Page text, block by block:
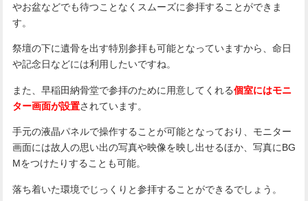
やお盆などでも待つことなくスムーズに参拝することができま
す。
祭壇の下に遺骨を出す特別参拝も可能となっていますから、命日
や記念日などには利用したいですね。
また、早稲田納骨堂で参拝のために用意してくれる個室にはモニ
ター画面が設置されています。
手元の液晶パネルで操作することが可能となっており、モニター
画面には故人の思い出の写真や映像を映し出せるほか、写真にBG
Mをつけたりすることも可能。
落ち着いた環境でじっくりと参拝することができるでしょう。